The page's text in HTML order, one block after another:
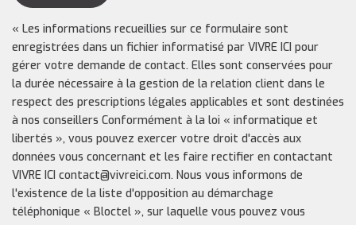
« Les informations recueillies sur ce formulaire sont
enregistrées dans un fichier informatisé par VIVRE ICI pour
gérer votre demande de contact. Elles sont conservées pour
la durée nécessaire à la gestion de la relation client dans le
respect des prescriptions légales applicables et sont destinées
à nos conseillers Conformément à la loi « informatique et
libertés », vous pouvez exercer votre droit d'accès aux
données vous concernant et les faire rectifier en contactant
VIVRE ICI contact@vivreici.com. Nous vous informons de
l'existence de la liste d'opposition au démarchage
téléphonique « Bloctel », sur laquelle vous pouvez vous